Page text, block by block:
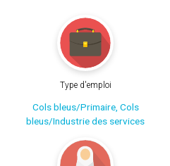
Type d'emploi
Cols bleus/Primaire, Cols
bleus/Industrie des services